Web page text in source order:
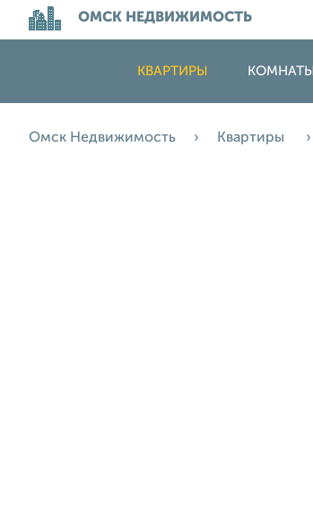
ОМСК НЕДВИЖИМОСТЬ
КВАРТИРЫ КОМНАТЫ
Омск Недвижимость Квартиры